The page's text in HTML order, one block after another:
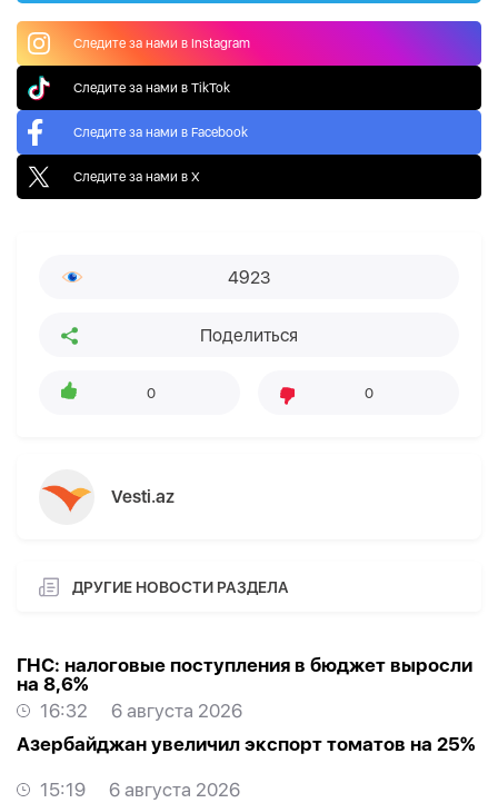
Следите за нами в Instagram
Следите за нами в TikTok
Следите за нами в Facebook
Следите за нами в X
4923
Поделиться
0 0
Vesti.az
ДРУГИЕ НОВОСТИ РАЗДЕЛА
ГНС: налоговые поступления в бюджет выросли
на 8,6%
16:32
6 августа 2026
Азербайджан увеличил экспорт томатов на 25%
15:19
6 августа 2026